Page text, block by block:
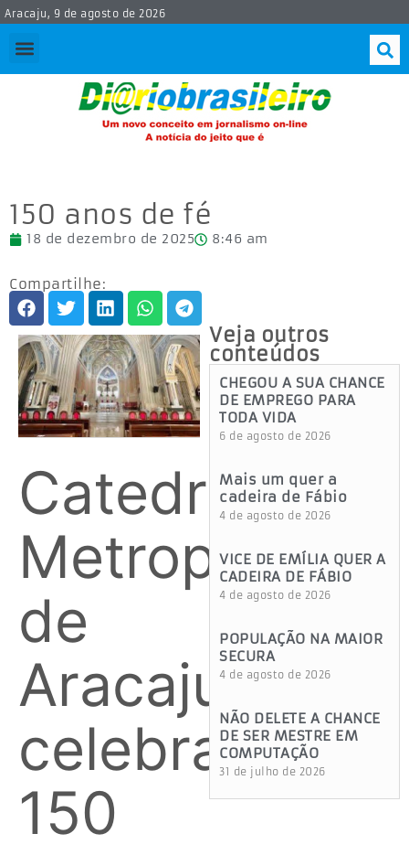
Aracaju, 9 de agosto de 2026
150 anos de fé
18 de dezembro de 2025 8:46 am
Compartilhe:
Catedral
Metropolitana
de
Aracaju
celebra
150
Veja outros
conteúdos
CHEGOU A SUA CHANCE
DE EMPREGO PARA
TODA VIDA
6 de agosto de 2026
Mais um quer a
cadeira de Fábio
4 de agosto de 2026
VICE DE EMÍLIA QUER A
CADEIRA DE FÁBIO
4 de agosto de 2026
POPULAÇÃO NA MAIOR
SECURA
4 de agosto de 2026
NÃO DELETE A CHANCE
DE SER MESTRE EM
COMPUTAÇÃO
31 de julho de 2026